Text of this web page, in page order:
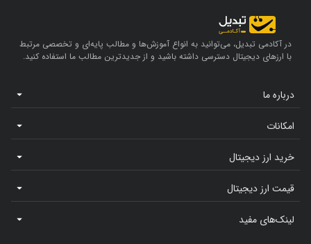
در آکادمی تبدیل، می‌توانید به انواع آموزش‌ها و مطالب پایه‌ای و تخصصی مرتبط
با ارزهای دیجیتال دسترسی داشته باشید و از جدیدترین مطالب ما استفاده کنید.
درباره ما
امکانات
خرید ارز دیجیتال
قیمت ارز دیجیتال
لینک‌های مفید